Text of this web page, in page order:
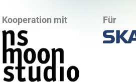
Kooperation mit Für